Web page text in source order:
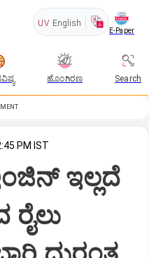
UV English
E-Paper
ಹೊಂಗಿರಣ Search
PM IST
ಇಲ್ಲದೆ